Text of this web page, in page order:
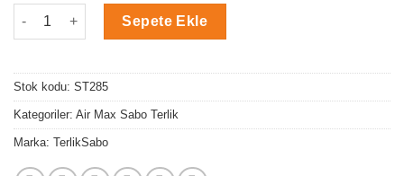
Kozmetik Temalı Air Max Sabo Terlik adet
Sepete Ekle
Stok kodu: ST285
Kategoriler: Air Max Sabo Terlik
Marka: TerlikSabo